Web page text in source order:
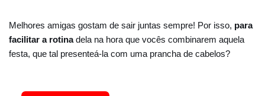
Melhores amigas gostam de sair juntas sempre! Por isso, para
facilitar a rotinadela na hora que vocês combinarem aquela
festa, que tal presenteá-la com uma prancha de cabelos?